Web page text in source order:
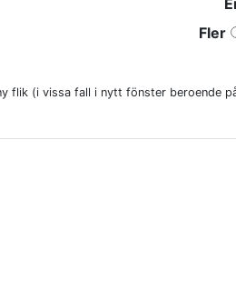
Fler
flik (i vissa fall i nytt fönster beroende